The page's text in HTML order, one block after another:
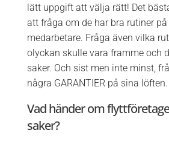
lätt uppgift att välja rätt! Det
att fråga om de har bra rutiner
medarbetare. Fråga även vilka
olyckan skulle vara framme och
saker. Och sist men inte minst,
några GARANTIER på sina löften.
Vad händer om
saker?